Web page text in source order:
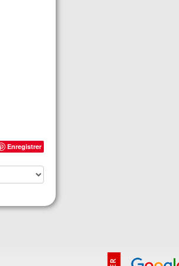
Enregistrer